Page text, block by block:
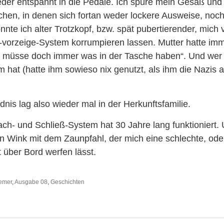
in denen sich fortan weder lockere Ausweise,
ich alter Trotzkopf, bzw. spät pubertierender, mich
System korrumpieren lassen. Mutter hatte
müsse doch immer was in der Tasche haben“. Und
hat (hatte ihm sowieso nix genutzt, als ihm die Nazis
lag also wieder mal in der Herkunftsfamilie.
und Schließ-System hat 30 Jahre lang funktioniert.
Wink mit dem Zaunpfahl, der mich eine schlechte,
Bord werfen lässt.
,Ausgabe 08, Geschichten